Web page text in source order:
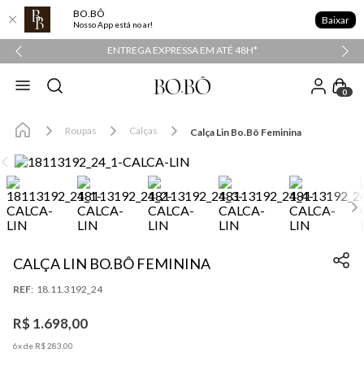
BO.BÔ
Nosso App está no ar! Baixar
ENTREGA EXPRESSA EM ATÉ 48H*
0
Roupas Calças Calça Lin Bo.Bô Feminina
CALÇA LIN BO.BÔ FEMININA
: 18.11.3192_24
R$1.698,00
6x de R$283 00